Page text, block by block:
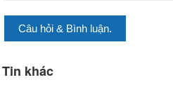
Câu hỏi & Bình luận.
Tin khác